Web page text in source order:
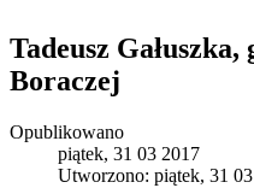
Tadeusz
Boraczej
Opublikowano
piątek, 31 03 2017
Utworzono: piątek, 31